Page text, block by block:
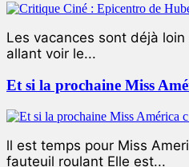
Les vacances sont déjà
allant voir le...
Et si la prochaine Miss
ll est temps pour Miss
fauteuil roulant Elle est...